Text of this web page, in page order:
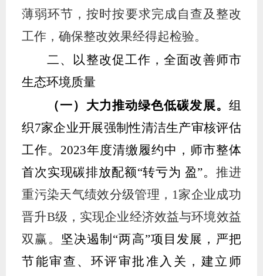
薄弱环节，按时按要求完成自查及整改
工作，确保整改效果经得起检验。
二、以整改促工作，全面改善师市
生态环境质量
（一） 大力推动绿色低碳发展。 组
织7家企业开展强制性清洁生产审核评估
工作。 2023年度清缴履约中，师市整体
首次实现碳排放配额“转亏为 盈”。 推进
重污染天气绩效分级管理 ， 1家企业成功
晋升B级，实现企业经济效益与环境效益
双赢。 坚决遏制 “两高”项目发展，严把
节能审查、环评审批准入关，建立师